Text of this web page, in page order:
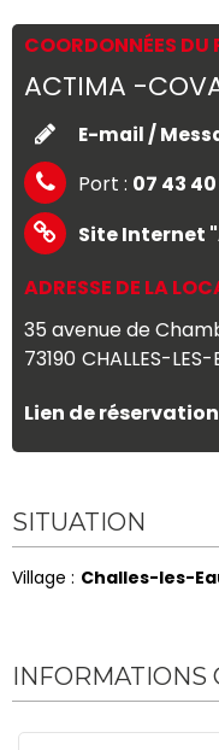
COORDONNÉES DU
ACTIMA -
E-mail /
Port : 07 43
Site Internet
ADRESSE DE LA
35 avenue de
73190 CHALLES-LES-
Lien de réservation
SITUATION
Village : Challes-les-
INFORMATIONS